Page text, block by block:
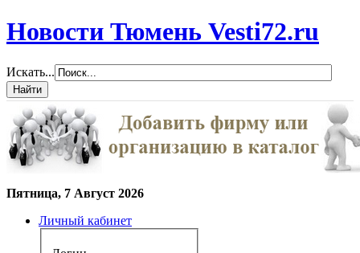
Новости Тюмень Vesti72.ru
Искать...
Пятница, 7 Август 2026
Личный кабинет